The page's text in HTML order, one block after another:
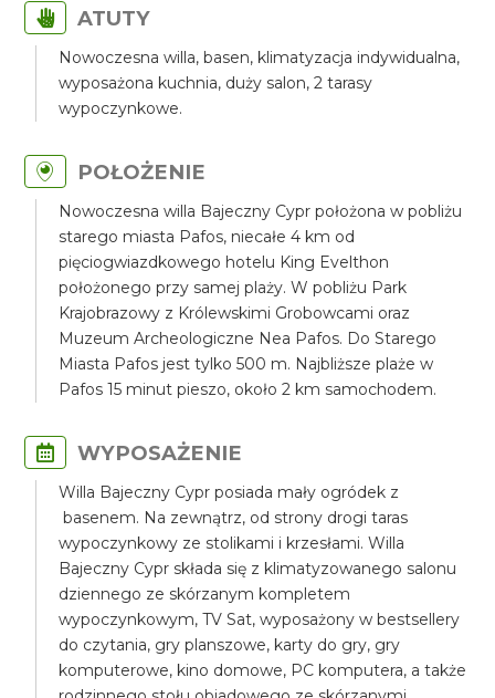
ATUTY
Nowoczesna willa, basen, klimatyzacja indywidualna,
wyposażona kuchnia, duży salon, 2 tarasy
wypoczynkowe.
POŁOŻENIE
Nowoczesna willa Bajeczny Cypr położona w pobliżu
starego miasta Pafos, niecałe 4 km od
pięciogwiazdkowego hotelu King Evelthon
położonego przy samej plaży. W pobliżu Park
Krajobrazowy z Królewskimi Grobowcami oraz
Muzeum Archeologiczne Nea Pafos. Do Starego
Miasta Pafos jest tylko 500 m. Najbliższe plaże w
Pafos 15 minut pieszo, około 2 km samochodem.
WYPOSAŻENIE
Willa Bajeczny Cypr posiada mały ogródek z
basenem. Na zewnątrz, od strony drogi taras
wypoczynkowy ze stolikami i krzesłami. Willa
Bajeczny Cypr składa się z klimatyzowanego salonu
dziennego ze skórzanym kompletem
wypoczynkowym, TV Sat, wyposażony w bestsellery
do czytania, gry planszowe, karty do gry, gry
komputerowe, kino domowe, PC komputera, a także